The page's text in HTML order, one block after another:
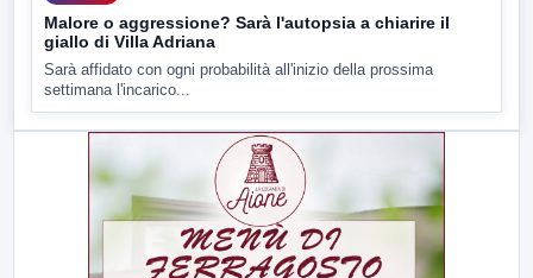
Malore o aggressione? Sarà l'autopsia a chiarire il
giallo di Villa Adriana
Sarà affidato con ogni probabilità all'inizio della prossima
settimana l'incarico...